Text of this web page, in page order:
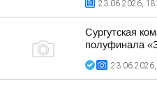
23.06.2026,
Сургутская
полуфинала